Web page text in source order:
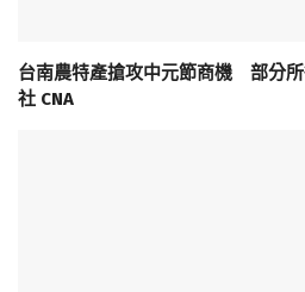
台南農特產搶攻中元節商機 部分
社 CNA